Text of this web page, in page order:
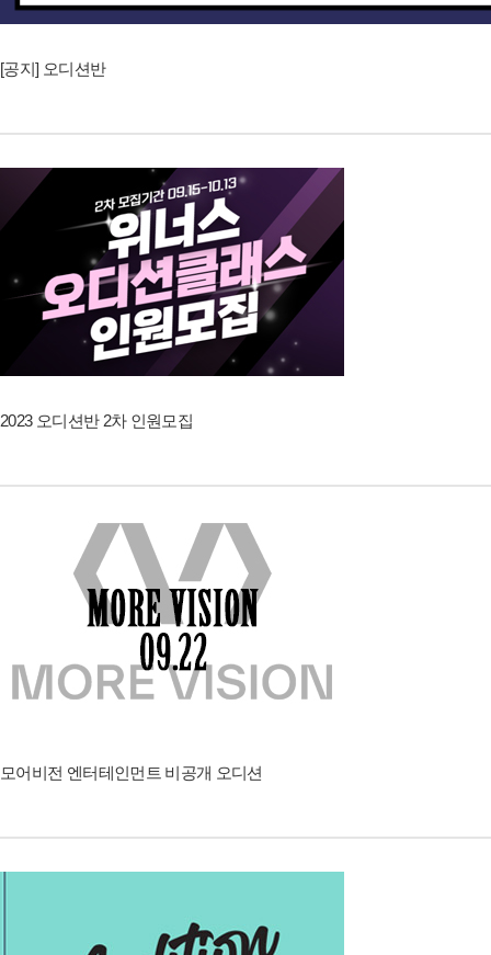
[공지] 오디션반
2023 오디션반 2차 인원모집
모어비전 엔터테인먼트 비공개 오디션